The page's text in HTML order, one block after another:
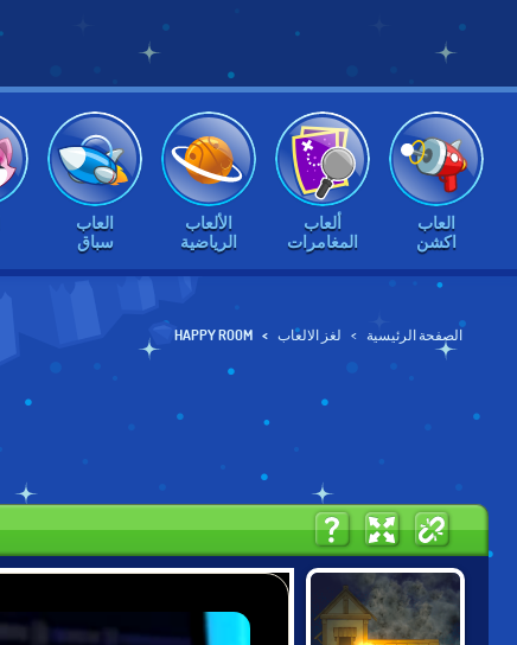
العاب
اكشن
ألعاب
المغامرات
الألعاب
الرياضية
العاب
سباق
الصفحة الرئيسية لغز الالعاب HAPPY ROOM